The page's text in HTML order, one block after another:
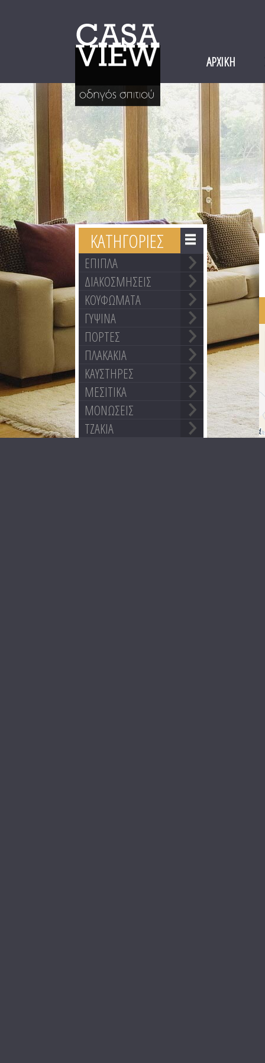
ΑΡΧΙΚΗ
ΚΑΤΗΓΟΡΙΕΣ
ΕΠΙΠΛΑ
ΔΙΑΚΟΣΜΗΣΕΙΣ
ΚΟΥΦΩΜΑΤΑ
ΓΥΨΙΝΑ
ΠΟΡΤΕΣ
ΠΛΑΚΑΚΙΑ
ΚΑΥΣΤΗΡΕΣ
ΜΕΣΙΤΙΚΑ
ΜΟΝΩΣΕΙΣ
ΤΖΑΚΙΑ